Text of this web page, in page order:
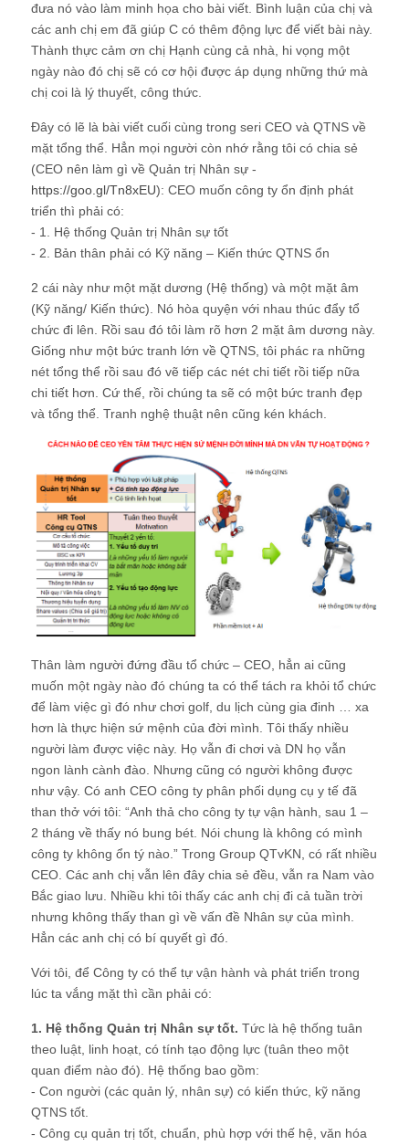
đưa nó vào làm minh họa cho bài viết. Bình luận của chị và
các anh chị em đã giúp C có thêm động lực để viết bài này.
Thành thực cảm ơn chị Hạnh cùng cả nhà, hi vọng một
ngày nào đó chị sẽ có cơ hội được áp dụng những thứ mà
chị coi là lý thuyết, công thức.
Đây có lẽ là bài viết cuối cùng trong seri CEO và QTNS về
mặt tổng thể. Hẳn mọi người còn nhớ rằng tôi có chia sẻ
(CEO nên làm gì về Quản trị Nhân sự -
https://goo.gl/Tn8xEU): CEO muốn công ty ổn định phát
triển thì phải có:
- 1. Hệ thống Quản trị Nhân sự tốt
- 2. Bản thân phải có Kỹ năng – Kiến thức QTNS ổn
2 cái này như một mặt dương (Hệ thống) và một mặt âm
(Kỹ năng/ Kiến thức). Nó hòa quyện với nhau thúc đẩy tổ
chức đi lên. Rồi sau đó tôi làm rõ hơn 2 mặt âm dương này.
Giống như một bức tranh lớn về QTNS, tôi phác ra những
nét tổng thể rồi sau đó vẽ tiếp các nét chi tiết rồi tiếp nữa
chi tiết hơn. Cứ thế, rồi chúng ta sẽ có một bức tranh đẹp
và tổng thể. Tranh nghệ thuật nên cũng kén khách.
Thân làm người đứng đầu tổ chức – CEO, hẳn ai cũng
muốn một ngày nào đó chúng ta có thể tách ra khỏi tổ chức
để làm việc gì đó như chơi golf, du lịch cùng gia đinh … xa
hơn là thực hiện sứ mệnh của đời mình. Tôi thấy nhiều
người làm được việc này. Họ vẫn đi chơi và DN họ vẫn
ngon lành cành đào. Nhưng cũng có người không được
như vậy. Có anh CEO công ty phân phối dụng cụ y tế đã
than thở với tôi: “Anh thả cho công ty tự vận hành, sau 1 –
2 tháng về thấy nó bung bét. Nói chung là không có mình
công ty không ổn tý nào.” Trong Group QTvKN, có rất nhiều
CEO. Các anh chị vẫn lên đây chia sẻ đều, vẫn ra Nam vào
Bắc giao lưu. Nhiều khi tôi thấy các anh chị đi cả tuần trời
nhưng không thấy than gì về vấn đề Nhân sự của mình.
Hẳn các anh chị có bí quyết gì đó.
Với tôi, để Công ty có thể tự vận hành và phát triển trong
lúc ta vắng mặt thì cần phải có:
1. Hệ thống Quản trị Nhân sự tốt. Tức là hệ thống tuân
theo luật, linh hoạt, có tính tạo động lực (tuân theo một
quan điểm nào đó). Hệ thống bao gồm:
- Con người (các quản lý, nhân sự) có kiến thức, kỹ năng
QTNS tốt.
- Công cụ quản trị tốt, chuẩn, phù hợp với thế hệ, văn hóa